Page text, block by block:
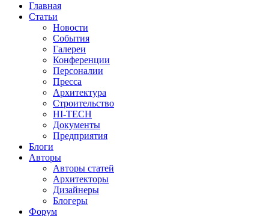
Главная
Статьи
Новости
События
Галереи
Конференции
Персоналии
Пресса
Архитектура
Строительство
HI-TECH
Документы
Предприятия
Блоги
Авторы
Авторы статей
Архитекторы
Дизайнеры
Блогеры
Форум